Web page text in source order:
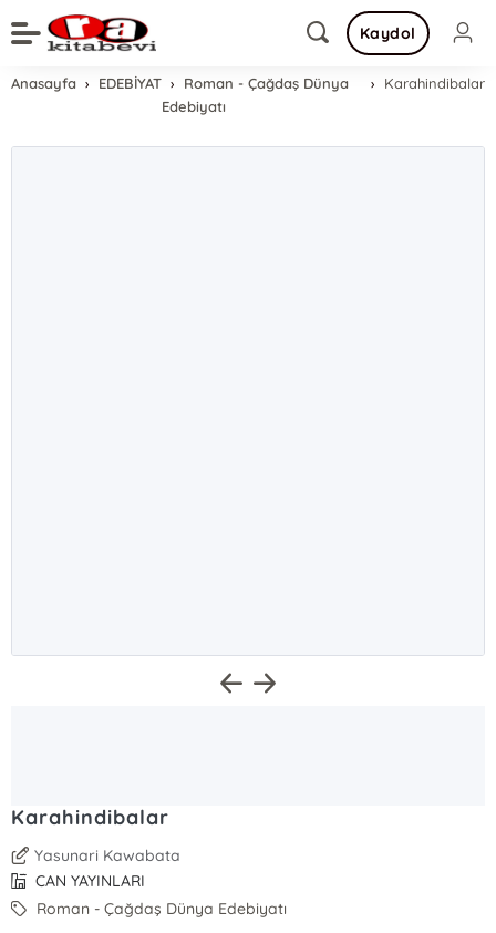
Kaydol
Anasayfa EDEBİYAT
Roman - Çağdaş Dünya
Edebiyatı
Karahindibalar
Karahindibalar
Yasunari Kawabata
CAN YAYINLARI
Roman - Çağdaş Dünya Edebiyatı